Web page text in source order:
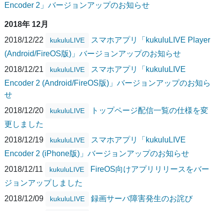
Encoder 2」バージョンアップのお知らせ
2018年 12月
2018/12/22
kukuluLIVE
スマホアプリ「kukuluLIVE Player
(Android/FireOS版)」バージョンアップのお知らせ
2018/12/21
kukuluLIVE
スマホアプリ「kukuluLIVE
Encoder 2 (Android/FireOS版)」バージョンアップのお知ら
せ
2018/12/20
kukuluLIVE
トップページ配信一覧の仕様を変
更しました
2018/12/19
kukuluLIVE
スマホアプリ「kukuluLIVE
Encoder 2 (iPhone版)」バージョンアップのお知らせ
2018/12/11
kukuluLIVE
FireOS向けアプリリリースをバー
ジョンアップしました
2018/12/09
kukuluLIVE 録画サーバ障害発生のお詫び